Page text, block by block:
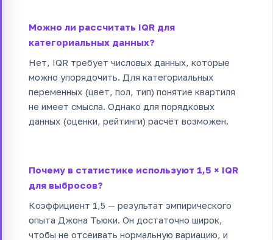
Можно ли рассчитать IQR для
категориальных данных?
Нет, IQR требует числовых данных, которые
можно упорядочить. Для категориальных
переменных (цвет, пол, тип) понятие квартиля
не имеет смысла. Однако для порядковых
данных (оценки, рейтинги) расчёт возможен.
Почему в статистике используют 1,5 × IQR
для выбросов?
Коэффициент 1,5 — результат эмпирического
опыта Джона Тьюки. Он достаточно широк,
чтобы не отсеивать нормальную вариацию, и